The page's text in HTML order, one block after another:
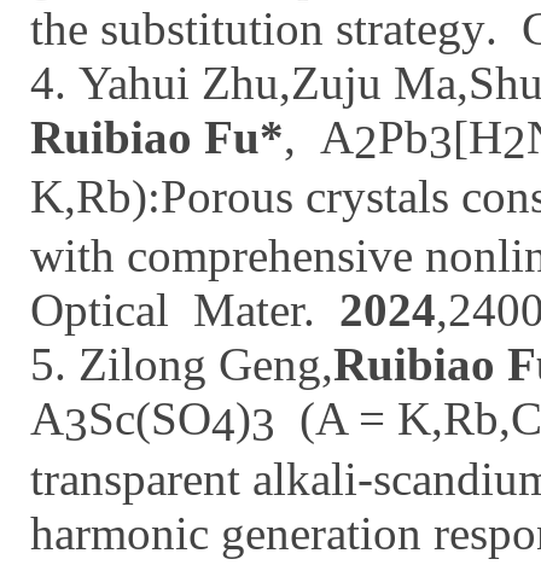
the substitution strategy.
4. Yahui Zhu,Zuju
Ruibiao Fu*, A2Pb3[H2
K,Rb):Porous crystals
with comprehensive
Optical Mater. 2024
5. Zilong Geng,Ruibiao
A3Sc(SO4)3 (A =
transparent alkali-s
harmonic generation r